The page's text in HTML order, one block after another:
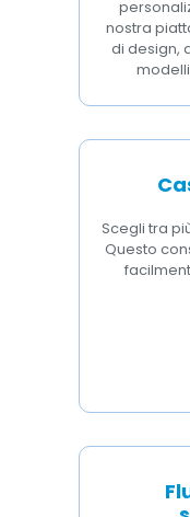
nostra
di design,
Scegli tra
Questo